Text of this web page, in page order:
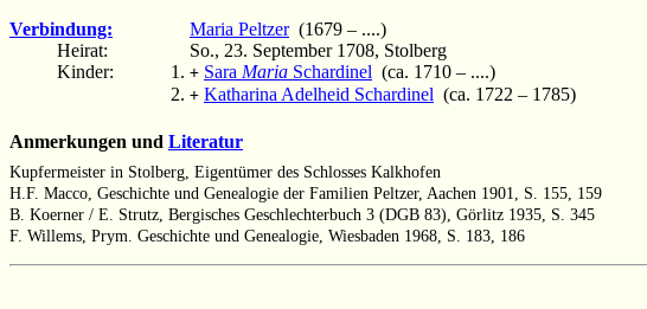
Verbindung:
Maria Peltzer(1679 – ....)
Heirat:
So., 23. September 1708, Stolberg
Kinder:
+ Sara Maria Schardinel (ca. 1710 – ....)
+ Katharina Adelheid Schardinel (ca. 1722 – 1785)
Anmerkungen und Literatur
Kupfermeister in Stolberg, Eigentümer des Schlosses Kalkhofen
H.F. Macco, Geschichte und Genealogie der Familien Peltzer, Aachen 1901, S. 155, 159
B. Koerner / E. Strutz, Bergisches Geschlechterbuch 3 (DGB 83), Görlitz 1935, S. 345
F. Willems, Prym. Geschichte und Genealogie, Wiesbaden 1968, S. 183, 186